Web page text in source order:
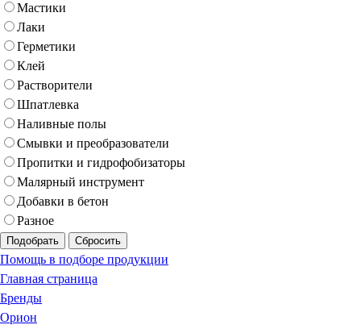
Мастики
Лаки
Герметики
Клей
Растворители
Шпатлевка
Наливные полы
Смывки и преобразователи
Пропитки и гидрофобизаторы
Малярный инструмент
Добавки в бетон
Разное
Подобрать Сбросить
Помощь в подборе продукции
Главная страница
Бренды
Орион